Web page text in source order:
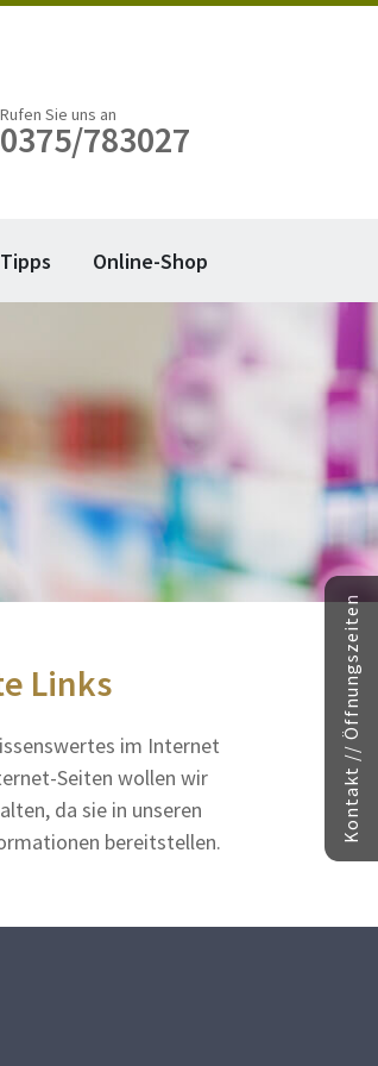
Rufen Sie uns an
0375/783027
Tipps Online-Shop
Links
im Internet
Seiten wollen wir
da sie in unseren
bereitstellen.
Kontakt // Öffnungszeiten